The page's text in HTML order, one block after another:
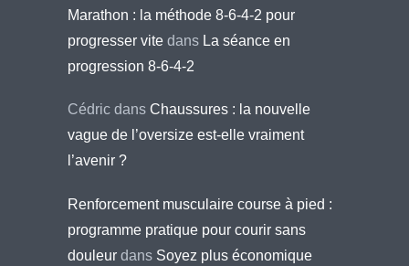
Marathon : la méthode 8-6-4-2 pour
progresser vite dans La séance en
progression 8-6-4-2
Cédric dans Chaussures : la nouvelle
vague de l’oversize est-elle vraiment
l’avenir ?
Renforcement musculaire course à pied :
programme pratique pour courir sans
douleur dans Soyez plus économique